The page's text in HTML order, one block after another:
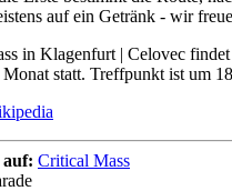
auf ein Getränk - wir
in Klagenfurt | Celovec findet
statt. Treffpunkt ist um
auf: Critical Mass